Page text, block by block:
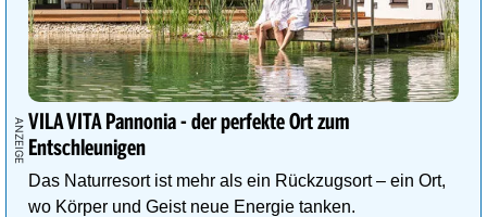
VILA VITA Pannonia - der perfekte Ort zum
Entschleunigen
Das Naturresort ist mehr als ein Rückzugsort – ein Ort,
wo Körper und Geist neue Energie tanken.